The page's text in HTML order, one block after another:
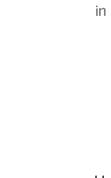
in